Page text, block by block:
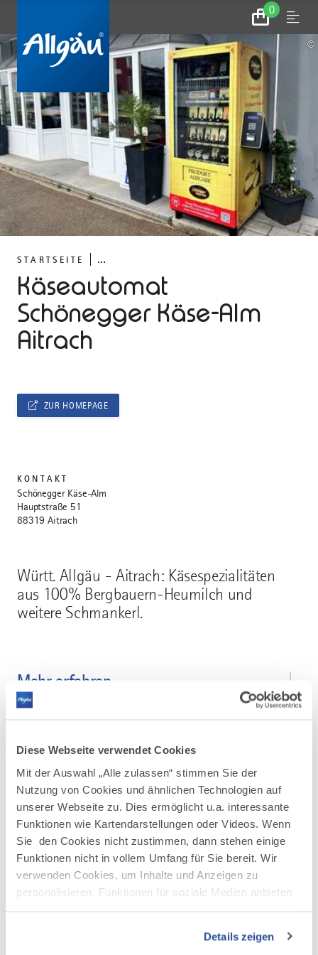
Diese Webseite verwendet Cookies
Mit der Auswahl „Alle zulassen“ stimmen Sie der
Nutzung von Cookies und ähnlichen Technologien auf
unserer Webseite zu. Dies ermöglicht u.a. interessante
Funktionen wie Kartendarstellungen oder Videos. Wenn
Sie den Cookies nicht zustimmen, dann stehen einige
Funktionen nicht in vollem Umfang für Sie bereit. Wir
verwenden Cookies, um Inhalte und Anzeigen zu
personalisieren, Funktionen für soziale Medien anbieten
Verwendung unserer Website an unsere Partner für
Details zeigen
0
Zum
Warenkorb
Menu
STARTSEITE ...
Käseautomat
Schönegger Käse-Alm
Aitrach
©
Württ. Allgäu - Aitrach: Käsespezialitäten
aus 100% Bergbauern-Heumilch und
weitere Schmankerl.
Mehr erfahren
ZUR HOMEPAGE
KONTAKT
Schönegger Käse-Alm
Hauptstraße 51
88319 Aitrach
AUF DER KARTE ANZEIGEN